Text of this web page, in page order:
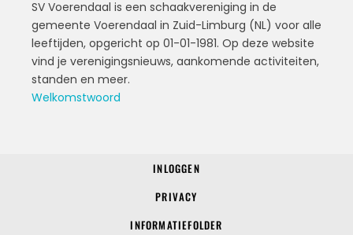
SV Voerendaal is een schaakvereniging in de
gemeente Voerendaal in Zuid-Limburg (NL) voor alle
leeftijden, opgericht op 01-01-1981. Op deze website
vind je verenigingsnieuws, aankomende activiteiten,
standen en meer.
Welkomstwoord
INLOGGEN
PRIVACY
INFORMATIEFOLDER
© 2022 SV Voerendaal